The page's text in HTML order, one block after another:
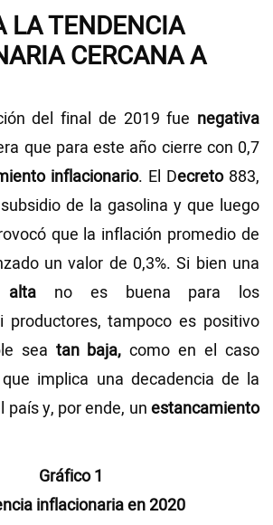
LA TENDENCIA
CERCANA A
del final de 2019 fue negativa
que para este año cierre con 0,7
inflacionario. El Decreto883,
de la gasolina y que luego
que la inflación promedio de
un valor de 0,3%. Si bien una
no es buena para los
productores, tampoco es positivo
sea tan baja, como en el caso
implica una decadencia de la
país y, por ende, unestancamiento
Gráfico 1
inflacionaria en 2020